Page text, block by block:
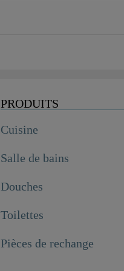
PRODUITS
Cuisine
Salle de bains
Douches
Toilettes
Pièces de rechange